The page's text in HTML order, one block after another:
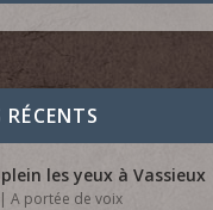
les yeux à Vassieux
|A portée de voix